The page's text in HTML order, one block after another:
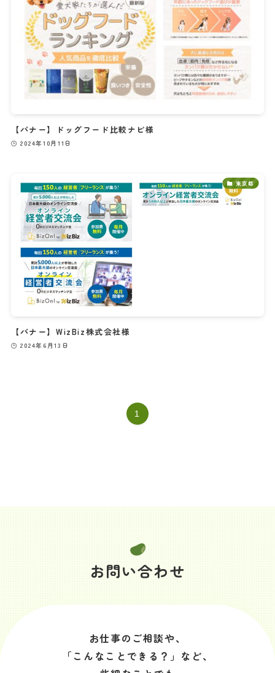
【バナー】ドッグフード比較ナビ様
2024年10月11日
東京都
【バナー】WizBiz株式会社様
2024年6月13日
1
お問い合わせ
お仕事のご相談や、
「こんなことできる？」など、